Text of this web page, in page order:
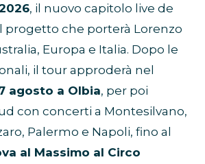
, il nuovo capitolo live de
progetto che porterà Lorenzo
Europa e Italia. Dopo le
il tour approderà nel
agosto a Olbia, per poi
con concerti a Montesilvano,
Palermo e Napoli, fino al
al Massimo al Circo